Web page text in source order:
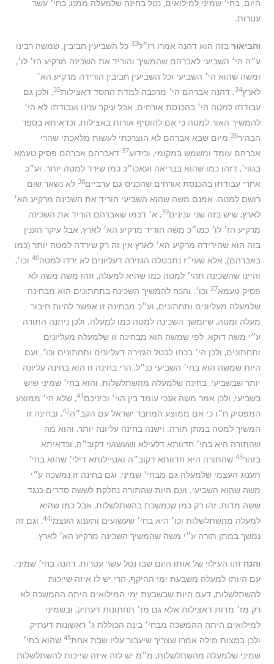
היום, בחי׳ שמיני למילואים, נטל בחינה שלמעלה ממנו, בחי׳ עשר
עטרות.
והביאורבזה הוא דהנה אמרו רז״ל33 כל השביעין חביבין, שמשה רבינו
ע״ה הי׳ השביעי לאברהם שהמשיך והוריד את השכינה מרקיע הז׳ לו׳,
ומשה שהוא הי׳ השביעי וכל השביעין חביבין הורידה מרקיע הא׳
לארץ34. דהנה אברהם הי׳ מרכבה למדת החסד דאצילות35, ולכן גם
עבודתו למטה הי׳ בהכנסת אורחים, אבל עיקר ענינו ועבודתו לא הי׳
להמשיך האור למטה כי אם להוסיף אורות באצילות, וכדאיתא בספר
הבהיר36 מיום שבא אברהם לא הוצרכתי לעשות מלאכתי שהרי
אברהם עומד ומשמש במקומי, וכידוע37 דאברהם אברהם פסיק טעמא
בגווי׳, דזהו כמו שהוא בבריאה ועאכו״כ כמו שירד למטה יותר, וע״כ
אחרי עבודתו בהכנסת אורחים שהכניס גם ערביים38 לא נשאר שום
רושם למטה. אמנם משה שהוא השביעי הוריד את השכינה מרקיע הא׳
לארץ, שיש בזה שני ענינים39, א׳ דכמו שאברהם הוריד את השכינה
מרקיע הז׳ לו׳ כמו״כ משה הוריד מרקיע הא׳ לארץ, אבל עיקר הענין
בזה הוא שהירידה מרקיע הא׳ לארץ אין זה רק שירדה למטה יותר (כמו
באברהם), אלא שעי״ז נתבטלה הגזירה דעליונים לא ירדו למטה40 וכו׳,
והיינו שהשכינה תהי׳ למטה כמו שהיא למעלה, וזהו משה משה לא
פסיק טעמא37 וכו׳. והכח להמשיך השכינה בתחתונים הוא מבחינה
שלמעלה מעליונים ותחתונים, וע״כ מבחינה זו אפשר להיות חיבור
מעלה ומטה, שיומשך השכינה למטה כמו למעלה. ולכן ניתנה התורה
ע״י משה דוקא, לפי שמשה הוא מבחינה זו שלמעלה מעליונים
ותחתונים, ולכן הי׳ בכחו לבטל הגזירה דעליונים ותחתונים וכו׳. ועם
היות שמשה הוא בחי׳ השביעי כנ״ל, הרי בחינה זו הוא בחינה עליונה
יותר שבשביעי, בחינה שלמעלה מהשתלשלות, והוא בחי׳ שמיני שיש
בשביעי, ולכן אמר משה אנכי עומד בין הוי׳ וביניכם 41, שלא הי׳ ממוצע
המפסיק ח״ו כי אם ממוצע המחבר ישראל עם הקב״ה42, ובחינה זו
המשיך למטה במתן תורה. וישנה בחינה עליונה יותר, והוא מה
שהתורה היא בחי׳ חדוותא דלעילא ושעשועי דקוב״ה, וכדאיתא
בזהר43 שהתורה היא חדוותא דקוב״ה ואטיילותא דילי׳ שהוא בחי׳
תענוג העצמי שלמעלה גם מבחי׳ שמיני, וגם בחינה זו נמשכה ע״י
משה שהוא השביעי. ועם היות שהתורה נחלקת לששה סדרים כנגד
ששה מדות, זהו רק כמו שנמשכת בהשתלשלות, אבל כמו שהיא
למעלה מהשתלשלות וכו׳ היא בחי׳ שעשועים ותענוג העצמי44, וגם זה
נמשך במתן תורה ע״י משה שהמשיך השכינה מרקיע הא׳ לארץ.
והנהזהו העילוי של אותו היום שבו נטל עשר עטרות, דהנה בחי׳ שמיני,
עם היותו למעלה משבעת ימי ההיקף, הרי יש לו איזה שייכות
להשתלשלות, דעם היות שבשבעת ימי המילואים היתה ההמשכה לא
רק מז׳ מדות דאצילות אלא גם מז׳ תחתונות דעתיק, ובשמיני
למילואים היתה ההמשכה מבחי׳ בינה הכוללת ג׳ ראשונות דעתיק,
ולכן במצות מילה אמרו שצריך שיעבור עליו שבת אחת45 שהוא בחי׳
שמיני שלמעלה מהשתלשלות, מ״מ יש לזה איזה שייכות להשתלשלות